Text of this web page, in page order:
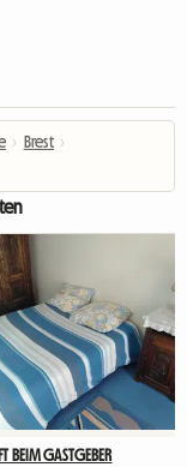
› Brest ›
BEIM GASTGEBER